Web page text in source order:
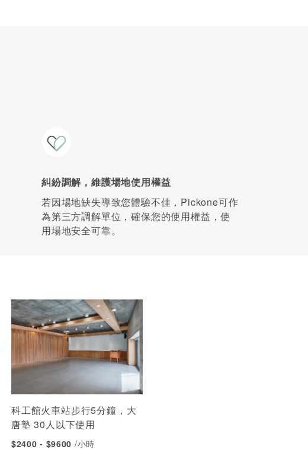
糾紛調解，維護場地使用權益
若因場地缺失導致您體驗不佳，Pickone可作
為第三方調解單位，確保您的使用權益，使
用場地安全可靠。
科工館火車站步行5分鐘，大
唐塾 30人以下使用
$2400 - $9600 /小時